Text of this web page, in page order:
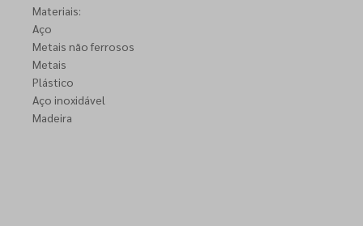
Materiais:
Aço
Metais não ferrosos
Metais
Plástico
Aço inoxidável
Madeira